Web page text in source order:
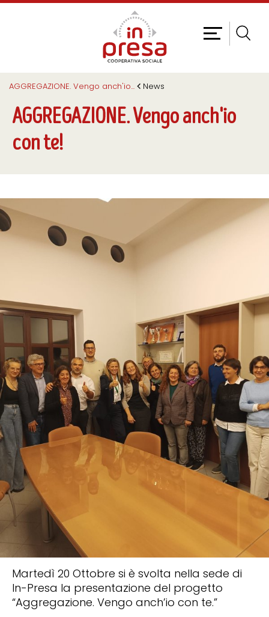
News
AGGREGAZIONE. Vengo anch'io...
AGGREGAZIONE. Vengo anch'io
con te!
Martedì 20 Ottobre si è svolta nella sede di
In-Presa la presentazione del progetto
“Aggregazione. Vengo anch’io con te.”